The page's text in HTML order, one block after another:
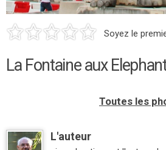
Soyez le
La Fontaine aux
Toutes les
L'auteur